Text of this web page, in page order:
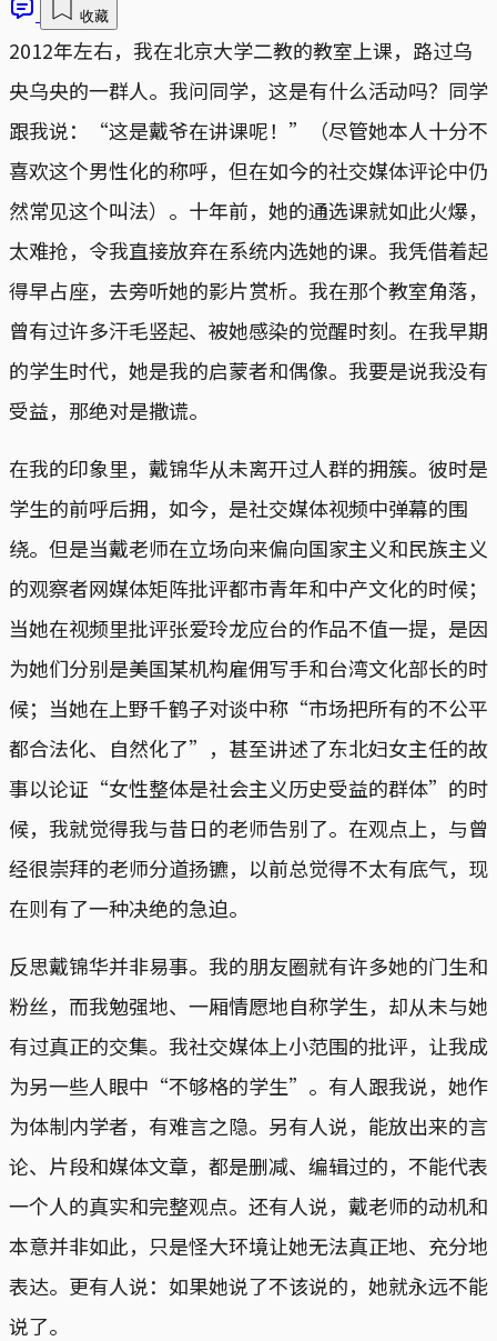
收藏
2012年左右，我在北京大学二教的教室上课，路过乌
央乌央的一群人。我问同学，这是有什么活动吗？同学
跟我说：“这是戴爷在讲课呢！”（尽管她本人十分不
喜欢这个男性化的称呼，但在如今的社交媒体评论中仍
然常见这个叫法）。十年前，她的通选课就如此火爆，
太难抢，令我直接放弃在系统内选她的课。我凭借着起
得早占座，去旁听她的影片赏析。我在那个教室角落，
曾有过许多汗毛竖起、被她感染的觉醒时刻。在我早期
的学生时代，她是我的启蒙者和偶像。我要是说我没有
受益，那绝对是撒谎。
在我的印象里，戴锦华从未离开过人群的拥簇。彼时是
学生的前呼后拥，如今，是社交媒体视频中弹幕的围
绕。但是当戴老师在立场向来偏向国家主义和民族主义
的观察者网媒体矩阵批评都市青年和中产文化的时候；
当她在视频里批评张爱玲龙应台的作品不值一提，是因
为她们分别是美国某机构雇佣写手和台湾文化部长的时
候；当她在上野千鹤子对谈中称“市场把所有的不公平
都合法化、自然化了”，甚至讲述了东北妇女主任的故
事以论证“女性整体是社会主义历史受益的群体”的时
候，我就觉得我与昔日的老师告别了。在观点上，与曾
经很崇拜的老师分道扬镳，以前总觉得不太有底气，现
在则有了一种决绝的急迫。
反思戴锦华并非易事。我的朋友圈就有许多她的门生和
粉丝，而我勉强地、一厢情愿地自称学生，却从未与她
有过真正的交集。我社交媒体上小范围的批评，让我成
为另一些人眼中“不够格的学生”。有人跟我说，她作
为体制内学者，有难言之隐。另有人说，能放出来的言
论、片段和媒体文章，都是删减、编辑过的，不能代表
一个人的真实和完整观点。还有人说，戴老师的动机和
本意并非如此，只是怪大环境让她无法真正地、充分地
表达。更有人说：如果她说了不该说的，她就永远不能
说了。